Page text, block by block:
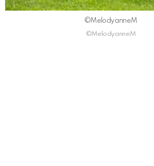
©MelodyanneM
©MelodyanneM